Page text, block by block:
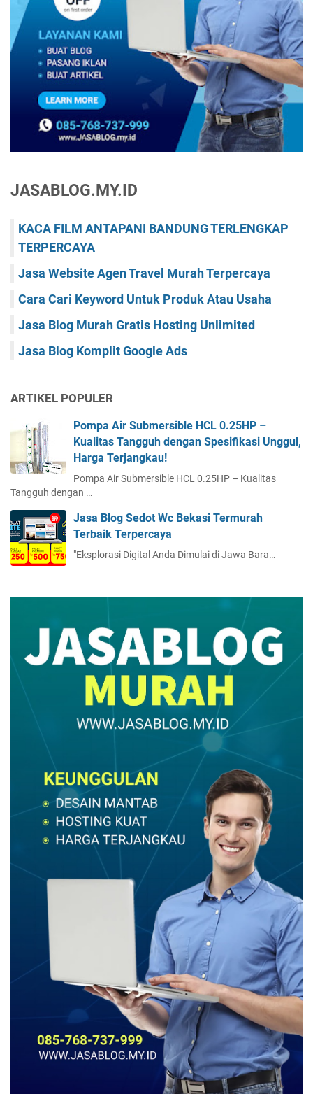
JASABLOG.MY.ID
KACA FILM ANTAPANI BANDUNG TERLENGKAP
TERPERCAYA
Jasa Website Agen Travel Murah Terpercaya
Cara Cari Keyword Untuk Produk Atau Usaha
Jasa Blog Murah Gratis Hosting Unlimited
Jasa Blog Komplit Google Ads
ARTIKEL POPULER
Pompa Air Submersible HCL 0.25HP –
Kualitas Tangguh dengan Spesifikasi Unggul,
Harga Terjangkau!
Pompa Air Submersible HCL 0.25HP – Kualitas
Tangguh dengan …
Jasa Blog Sedot Wc Bekasi Termurah
Terbaik Terpercaya
"Eksplorasi Digital Anda Dimulai di Jawa Bara…